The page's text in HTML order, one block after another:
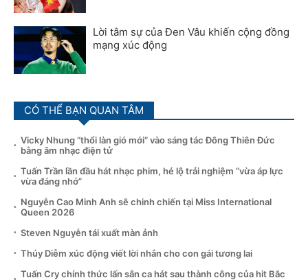
Lời tâm sự của Đen Vâu khiến cộng đồng
mạng xúc động
CÓ THỂ BẠN QUAN TÂM
Vicky Nhung “thổi làn gió mới” vào sáng tác Đông Thiên Đức
bằng âm nhạc điện tử
Tuấn Trần lần đầu hát nhạc phim, hé lộ trải nghiệm “vừa áp lực
vừa đáng nhớ”
Nguyễn Cao Minh Anh sẽ chinh chiến tại Miss International
Queen 2026
Steven Nguyễn tái xuất màn ảnh
Thúy Diễm xúc động viết lời nhắn cho con gái tương lai
Tuấn Cry chính thức lấn sân ca hát sau thành công của hit Bắc